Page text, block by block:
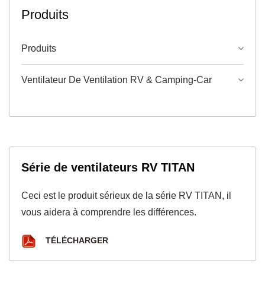
Produits
Produits
Ventilateur De Ventilation RV & Camping-Car
Série de ventilateurs RV TITAN
Ceci est le produit sérieux de la série RV TITAN, il
vous aidera à comprendre les différences.
TÉLÉCHARGER